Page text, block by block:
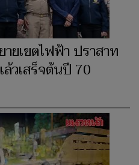
ยเขตไฟฟ้า ปราสาท
วเสร็จต้นปี 70